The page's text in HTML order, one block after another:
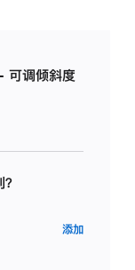
调倾斜度
添加